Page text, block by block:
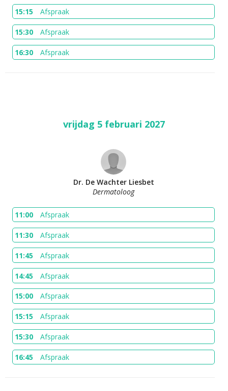
15:15 Afspraak
15:30 Afspraak
16:30 Afspraak
vrijdag 5 februari 2027
Dr. De Wachter Liesbet
Dermatoloog
11:00 Afspraak
11:30 Afspraak
11:45 Afspraak
14:45 Afspraak
15:00 Afspraak
15:15 Afspraak
15:30 Afspraak
16:45 Afspraak